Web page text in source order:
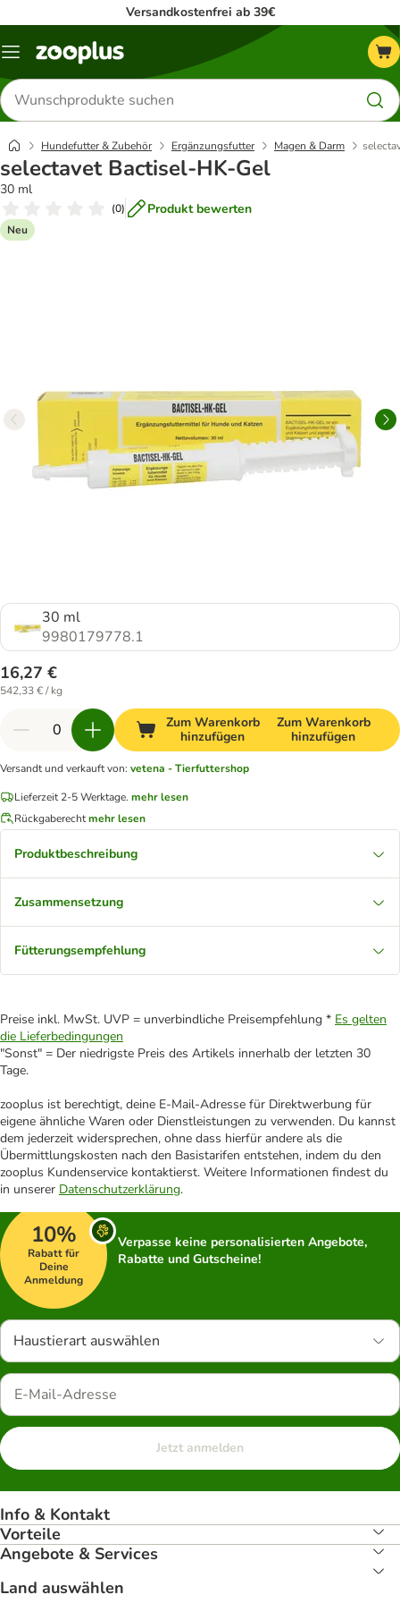
Versandkostenfrei ab 39€
Menü
Produkte
suchen
Hundefutter & Zubehör Ergänzungsfutter Magen & Darm
selectavet Bactisel-HK-Gel
30 ml
(0) Produkt bewerten
Neu
30 ml
9980179778.1
16,27 €
542,33 € / kg
Zum Warenkorb
hinzufügen
Zum Warenkorb
hinzufügen
Versandt und verkauft von: vetena - Tierfuttershop
Lieferzeit 2-5 Werktage. mehr lesen
Rückgaberechtmehr lesen
Produktbeschreibung
Zusammensetzung
Fütterungsempfehlung
Preise inkl. MwSt. UVP = unverbindliche Preisempfehlung * Es gelten
die Lieferbedingungen
"Sonst" = Der niedrigste Preis des Artikels innerhalb der letzten 30
Tage.
zooplus ist berechtigt, deine E-Mail-Adresse für Direktwerbung für
eigene ähnliche Waren oder Dienstleistungen zu verwenden. Du kannst
dem jederzeit widersprechen, ohne dass hierfür andere als die
Übermittlungskosten nach den Basistarifen entstehen, indem du den
zooplus Kundenservice kontaktierst. Weitere Informationen findest du
in unserer Datenschutzerklärung.
10%
Rabatt für
Deine
Anmeldung
Verpasse keine personalisierten Angebote,
Rabatte und Gutscheine!
Haustierart auswählen
Jetzt anmelden
Info & Kontakt
Vorteile
Angebote & Services
Land auswählen